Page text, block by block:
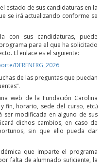
estado de sus candidaturas en la
se irá actualizando conforme se
con sus candidaturas, puede
para el que ha solicitado
El enlace es el siguiente:
DERENERG_2026
de las preguntas que puedan
web de la Fundación Carolina
fin, horario, sede del curso, etc.)
modificada en alguno de sus
dichos cambios, en caso de
sin que ello pueda dar
que imparte el programa
falta de alumnado suficiente, la